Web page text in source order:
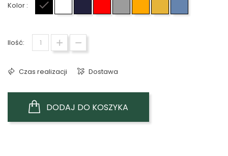
Kolor :
Ilość:
Czas realizacji Dostawa
DODAJ DO KOSZYKA